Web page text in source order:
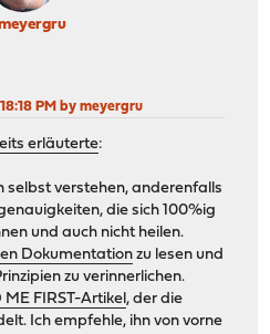
PM by meyergru
erläuterte:
selbst verstehen, anderenfalls
die sich 100%ig
und auch nicht heilen.
Dokumentation zu lesen und
zu verinnerlichen.
ME FIRST-Artikel, der die
Ich empfehle, ihn von vorne